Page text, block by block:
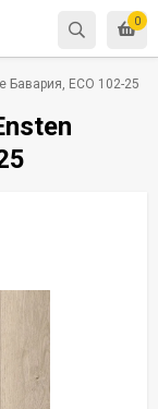
0
Бавария, ECO 102-25